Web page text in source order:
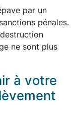
par un
pénales.
ne sont plus
à votre